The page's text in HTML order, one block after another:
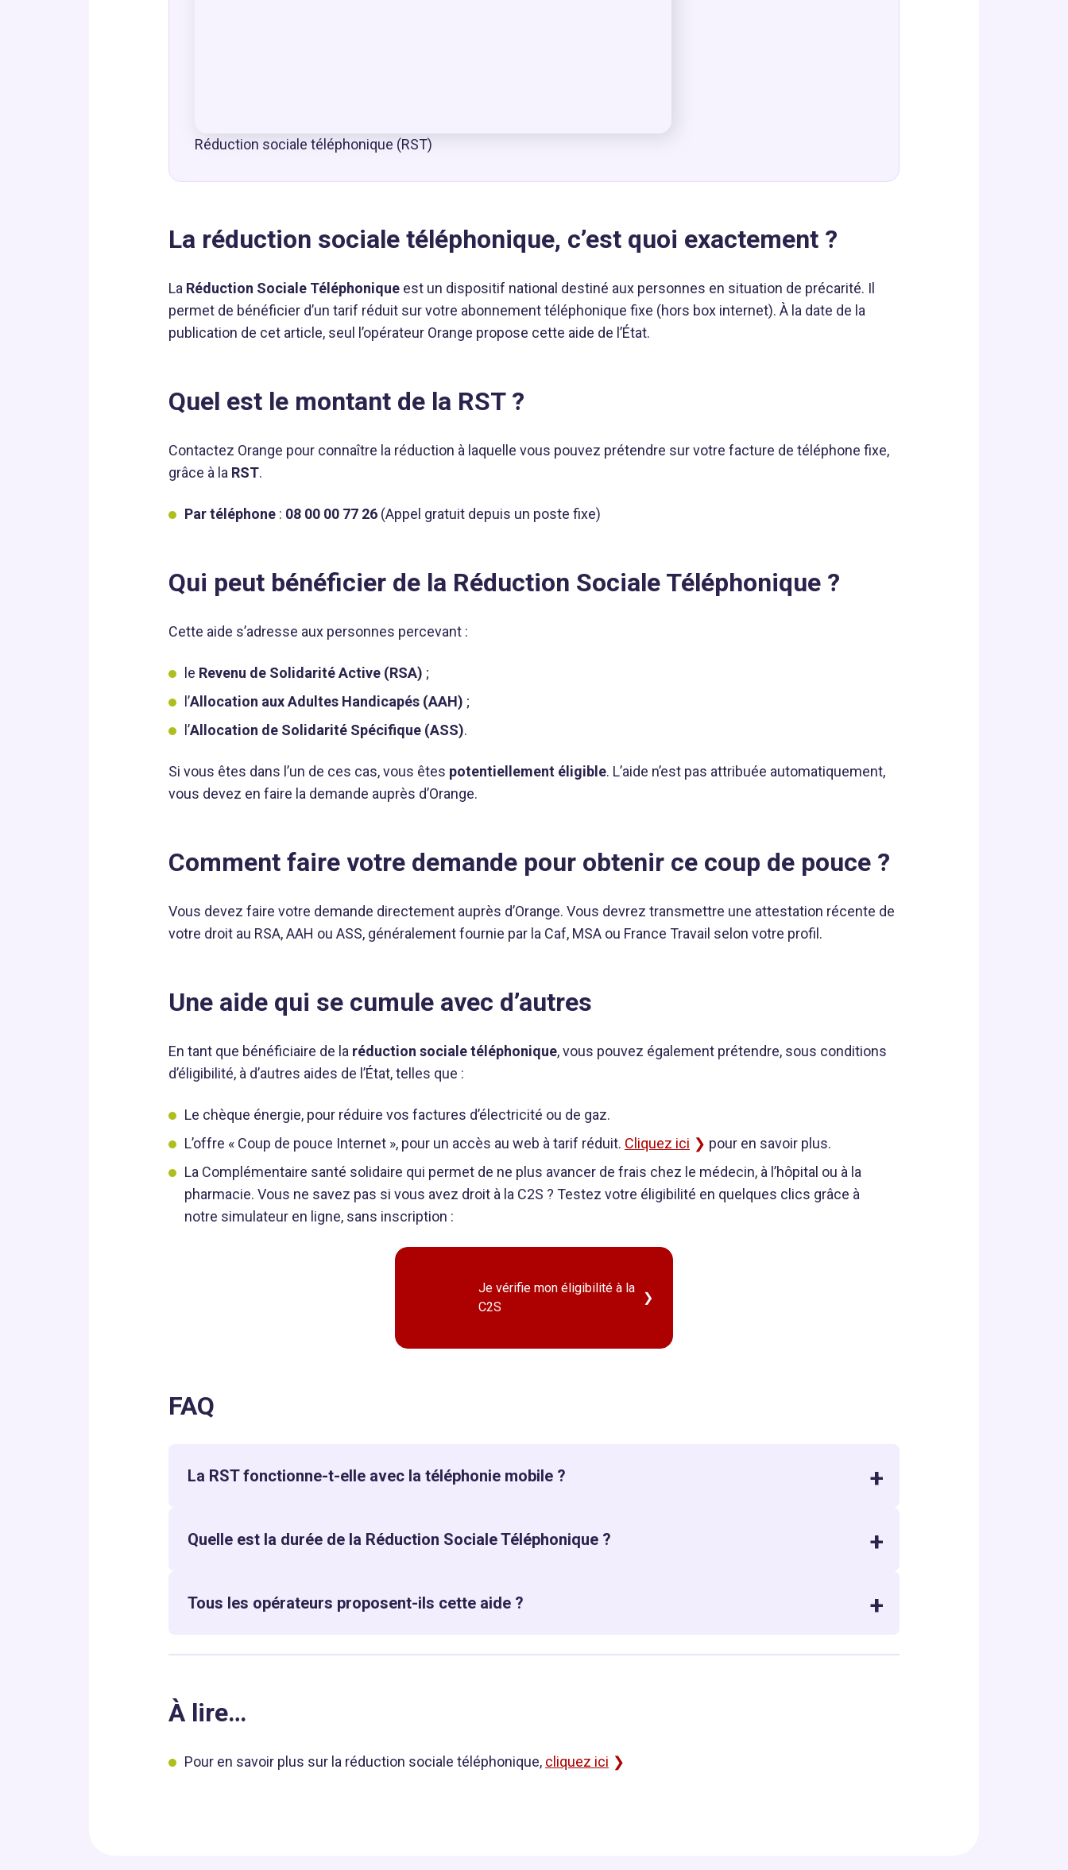
Réduction sociale téléphonique (RST)
La réduction sociale téléphonique, c’est quoi exactement ?
La Réduction Sociale Téléphonique est un dispositif national destiné aux personnes en situation de précarité. Il
permet de bénéficier d’un tarif réduit sur votre abonnement téléphonique fixe (hors box internet). À la date de la
publication de cet article, seul l’opérateur Orange propose cette aide de l’État.
Quel est le montant de la RST ?
Contactez Orange pour connaître la réduction à laquelle vous pouvez prétendre sur votre facture de téléphone fixe,
grâce à la RST.
Par téléphone : 08 00 00 77 26 (Appel gratuit depuis un poste fixe)
Qui peut bénéficier de la Réduction Sociale Téléphonique ?
Cette aide s’adresse aux personnes percevant :
le Revenu de Solidarité Active (RSA) ;
l’Allocation aux Adultes Handicapés (AAH) ;
l’Allocation de Solidarité Spécifique (ASS).
Si vous êtes dans l’un de ces cas, vous êtes potentiellement éligible. L’aide n’est pas attribuée automatiquement,
vous devez en faire la demande auprès d’Orange.
Comment faire votre demande pour obtenir ce coup de pouce ?
Vous devez faire votre demande directement auprès d’Orange. Vous devrez transmettre une attestation récente de
votre droit au RSA, AAH ou ASS, généralement fournie par la Caf, MSA ou France Travail selon votre profil.
Une aide qui se cumule avec d’autres
En tant que bénéficiaire de la réduction sociale téléphonique, vous pouvez également prétendre, sous conditions
d’éligibilité, à d’autres aides de l’État, telles que :
Le chèque énergie, pour réduire vos factures d’électricité ou de gaz.
L’offre « Coup de pouce Internet », pour un accès au web à tarif réduit. Cliquez ici
pour en savoir plus.
La Complémentaire santé solidaire qui permet de ne plus avancer de frais chez le médecin, à l’hôpital ou à la
pharmacie. Vous ne savez pas si vous avez droit à la C2S ? Testez votre éligibilité en quelques clics grâce à
notre simulateur en ligne, sans inscription :
Je vérifie mon éligibilité à la
C2S
FAQ
La RST fonctionne-t-elle avec la téléphonie mobile ?
Quelle est la durée de la Réduction Sociale Téléphonique ?
Tous les opérateurs proposent-ils cette aide ?
À lire…
Pour en savoir plus sur la réduction sociale téléphonique, cliquez ici